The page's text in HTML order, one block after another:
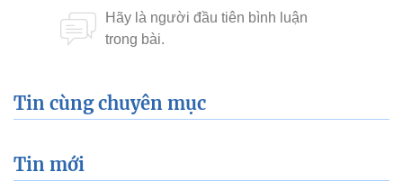
Tin cùng chuyên mục
Tin mới